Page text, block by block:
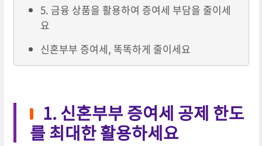
5. 금융 상품을 활용하여 증여세 부담을 줄이세
요
신혼부부 증여세, 똑똑하게 줄이세요
1. 신혼부부 증여세 공제 한도
를 최대한 활용하세요